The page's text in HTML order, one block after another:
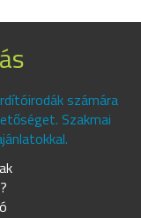
számára
Szakmai